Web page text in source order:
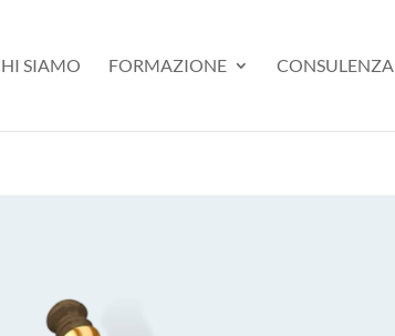
SIAMO FORMAZIONE CONSULENZA